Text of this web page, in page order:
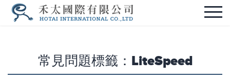
常見問題標籤：LiteSpeed